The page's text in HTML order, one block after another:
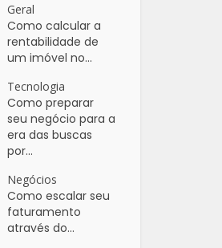
Geral
Como calcular a
rentabilidade de
um imóvel no...
Tecnologia
Como preparar
seu negócio para a
era das buscas
por...
Negócios
Como escalar seu
faturamento
através do...